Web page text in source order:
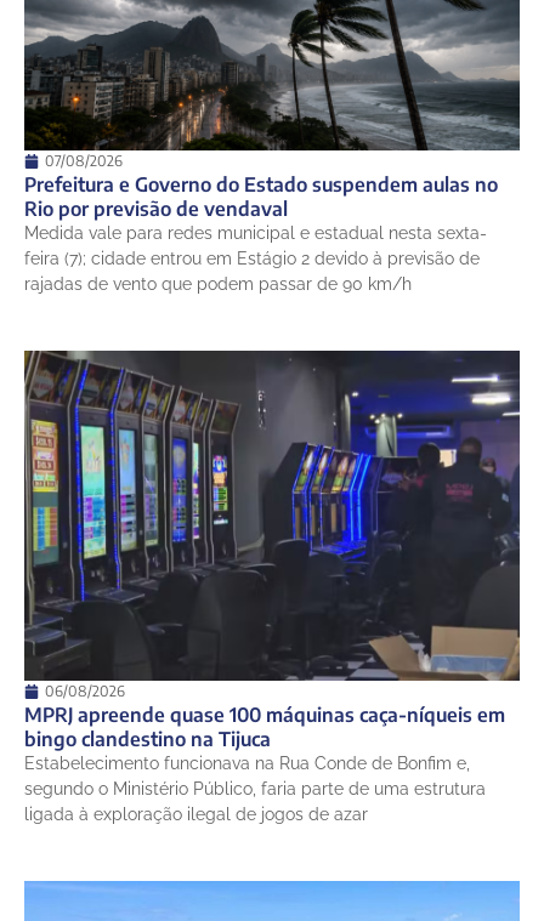
07/08/2026
Prefeitura e Governo do Estado suspendem aulas no
Rio por previsão de vendaval
Medida vale para redes municipal e estadual nesta sexta-
feira (7); cidade entrou em Estágio 2 devido à previsão de
rajadas de vento que podem passar de 90 km/h
06/08/2026
MPRJ apreende quase 100 máquinas caça-níqueis em
bingo clandestino na Tijuca
Estabelecimento funcionava na Rua Conde de Bonfim e,
segundo o Ministério Público, faria parte de uma estrutura
ligada à exploração ilegal de jogos de azar